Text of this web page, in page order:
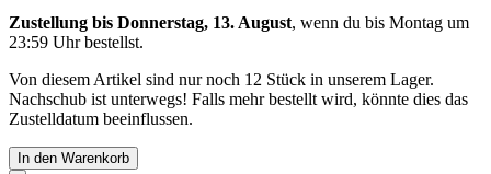
Zustellung bis Donnerstag, 13. August, wenn du bis Montag um
23:59 Uhrbestellst.
Von diesem Artikel sind nur noch 12 Stück in unserem Lager.
Nachschub ist unterwegs! Falls mehr bestellt wird, könnte dies das
Zustelldatum beeinflussen.
In den Warenkorb